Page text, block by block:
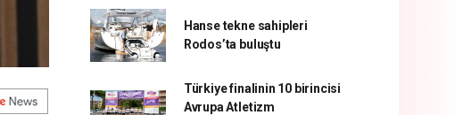
Hanse tekne sahipleri
Rodos’ta buluştu
Türkiye finalinin 10 birincisi
Avrupa Atletizm